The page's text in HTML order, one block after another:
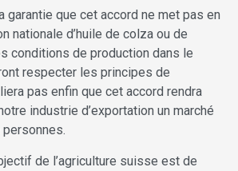
garantie que cet accord ne met pas en
nationale d’huile de colza ou de
conditions de production dans le
respecter les principes de
pas enfin que cet accord rendra
industrie d’exportation un marché
de l’agriculture suisse est de